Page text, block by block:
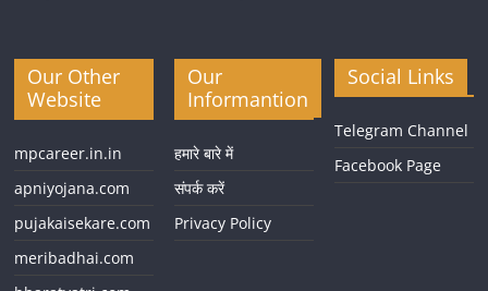
Our Other
Website
mpcareer.in.in
apniyojana.com
pujakaisekare.com
meribadhai.com
Our
Informantion
हमारे बारे में
संपर्क करें
Privacy Policy
Social Links
Telegram Channel
Facebook Page